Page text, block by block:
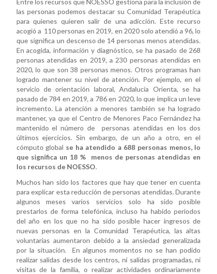
Entre los recursos que NOESSO gestiona para la inclusión de
las personas podemos destacar su Comunidad Terapéutica
para quienes quieren salir de una adicción. Este recurso
acogió a 110 personas en 2019, en 2020 solo atendió a 96, lo
que significa un descenso de 14 personas menos atendidas.
En acogida, información y diagnóstico, se ha pasado de 268
personas atendidas en 2019, a 230 personas atendidas en
2020, lo que son 38 personas menos. Otros programas han
logrado mantener su nivel de atención. Por ejemplo, en el
servicio de orientación laboral, Andalucía Orienta, se ha
pasado de 784 en 2019, a 786 en 2020, lo que implica un leve
incremento. La atención a menores también se ha logrado
mantener, ya que el Centro de Menores Paco Fernández ha
mantenido el número de personas atendidas en los dos
últimos ejercicios. Sin embargo, de un año a otro, en el
cómputo global se ha atendido a 688 personas menos, lo
que significa un 18 % menos de personas atendidas en
los recursos de NOESSO.
Muchos han sido los factores que hay que tener en cuenta
para explicar esta reducción de personas atendidas. Durante
algunos meses varios servicios solo ha sido posible
prestarlos de forma telefónica, incluso ha habido periodos
del año en los que no ha sido posible hacer ingresos de
nuevas personas en la Comunidad Terapéutica, las altas
voluntarias aumentaron debido a la ansiedad generalizada
por la situación. En algunos momentos no se han podido
realizar salidas desde los centros, ni salidas programadas, ni
visitas de la familia, o realizar actividades ordinariamente